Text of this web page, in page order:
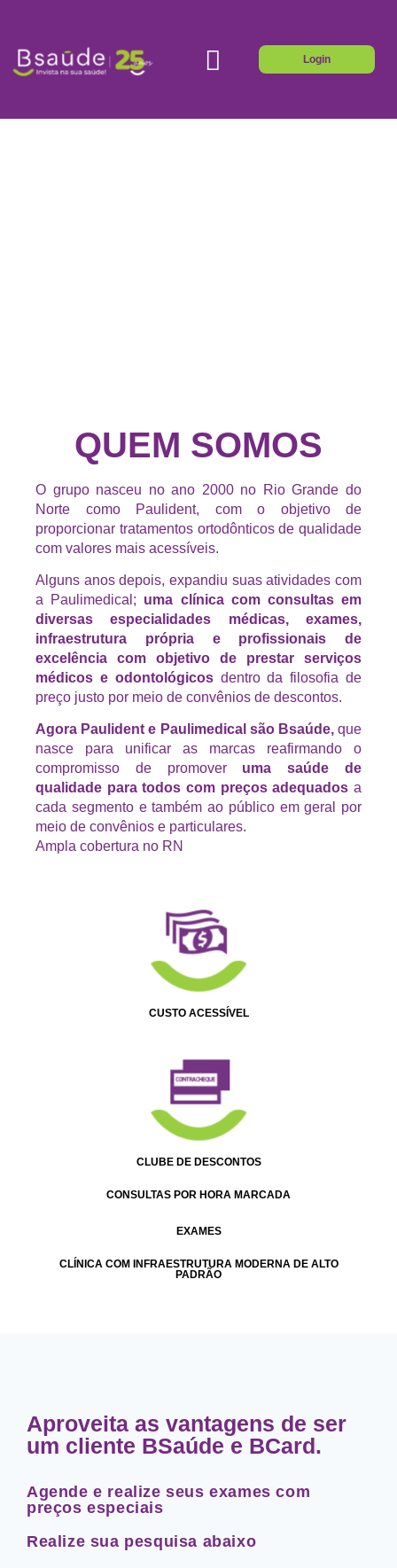
Login
QUEM SOMOS
O grupo nasceu no ano 2000 no Rio Grande do
Norte como Paulident, com o objetivo de
proporcionar tratamentos ortodônticos de qualidade
com valores mais acessíveis.
Alguns anos depois, expandiu suas atividades com
a Paulimedical; uma clínica com consultas em
diversas especialidades médicas, exames,
infraestrutura própria e profissionais de
excelência com objetivo de prestar serviços
médicos e odontológicosdentro da filosofia de
preço justo por meio de convênios de descontos.
Agora Paulident e Paulimedical são Bsaúde,que
nasce para unificar as marcas reafirmando o
compromisso de promover uma saúde de
qualidade para todos com preços adequados a
cada segmento e também ao público em geral por
meio de convênios e particulares.
Ampla cobertura no RN
CUSTO ACESSÍVEL
CLUBE DE DESCONTOS
CONSULTAS POR HORA MARCADA
EXAMES
CLÍNICA COM INFRAESTRUTURA MODERNA DE ALTO
PADRÃO
Aproveita as vantagens de ser
um cliente BSaúde e BCard.
Agende e realize seus exames com
preços especiais
Realize sua pesquisa abaixo